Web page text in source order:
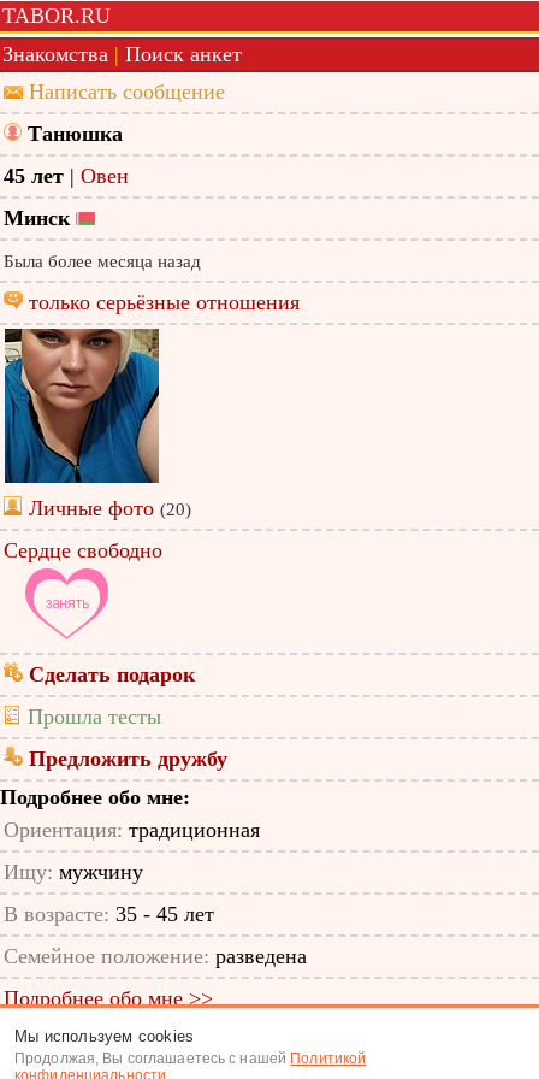
TABOR.RU
Знакомства | Поиск анкет
Написать сообщение
Танюшка
45 лет | Овен
Минск
Была более месяца назад
только серьёзные отношения
Личные фото (20)
Сердце свободно
Сделать подарок
Прошла тесты
Предложить дружбу
Подробнее обо мне:
Ориентация: традиционная
Ищу: мужчину
В возрасте: 35 - 45 лет
Семейное положение: разведена
Подробнее обо мне >>
ID анкеты: 4944809
Мы используем cookies
Продолжая, Вы соглашаетесь с нашей Политикой
конфиденциальности